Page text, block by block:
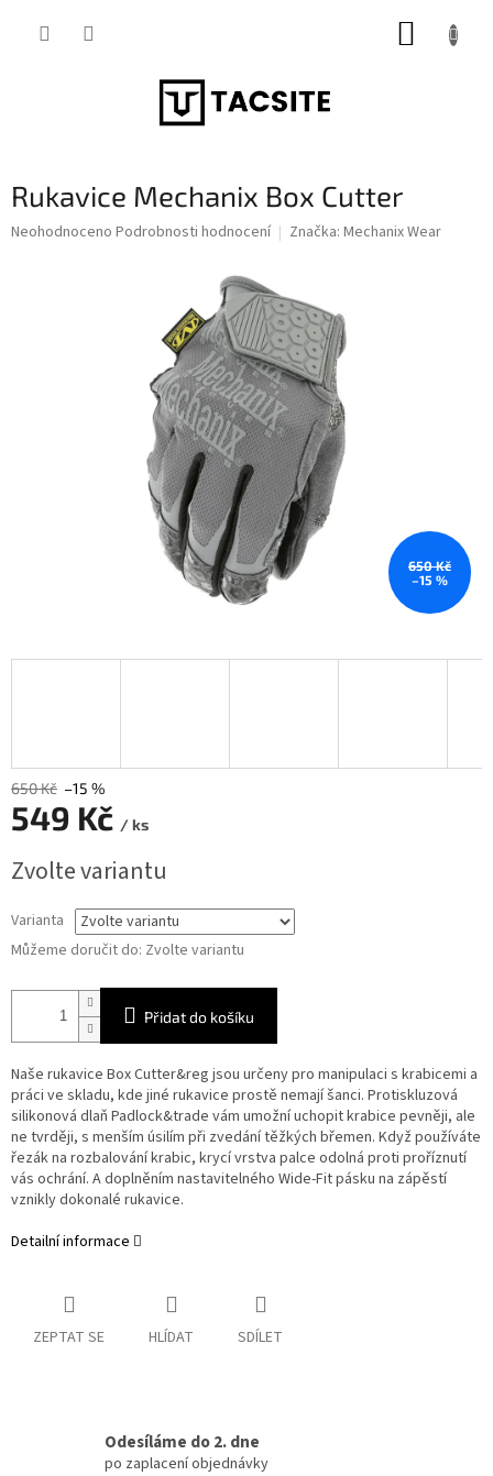
Rukavice Mechanix Box Cutter
Průměrné
Neohodnoceno Podrobnosti hodnocení Značka: Mechanix Wear
650 Kč
–15 %
650 Kč –15 %
549 Kč / ks
cena:
Zvolte variantu
Varianta
Můžeme doručit do: Zvolte variantu
Přidat do košíku
Naše rukavice Box Cutter&reg jsou určeny pro manipulaci s krabicemi a
práci ve skladu, kde jiné rukavice prostě nemají šanci. Protiskluzová
silikonová dlaň Padlock&trade vám umožní uchopit krabice pevněji, ale
ne tvrději, s menším úsilím při zvedání těžkých břemen. Když používáte
řezák na rozbalování krabic, krycí vrstva palce odolná proti proříznutí
vás ochrání. A doplněním nastavitelného Wide-Fit pásku na zápěstí
vznikly dokonalé rukavice.
Detailní informace
ZEPTAT SE HLÍDAT SDÍLET
Odesíláme do 2. dne
po zaplacení objednávky